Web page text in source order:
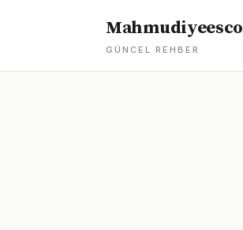
Mahmudiyeesco
GÜNCEL REHBER